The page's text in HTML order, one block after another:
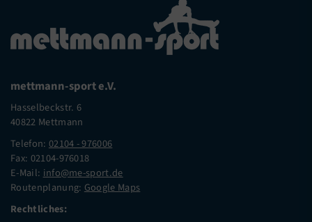
mettmann-sport e.V.
Hasselbeckstr. 6
40822 Mettmann
Telefon: 02104 - 976006
Fax: 02104-976018
E-Mail: info@me-sport.de
Routenplanung: Google Maps
Rechtliches: